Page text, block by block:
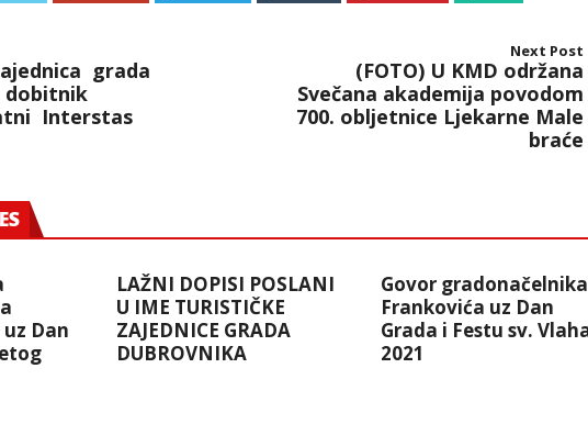
grada​
Interstas​
Next Post
(FOTO) U KMD održana
Svečana akademija povodom
700. obljetnice Ljekarne Male
braće
Dan
LAŽNI DOPISI POSLANI
U IME TURISTIČKE
ZAJEDNICE GRADA
DUBROVNIKA
Govor gradonačelnika
Frankovića uz Dan
Grada i Festu sv.
2021